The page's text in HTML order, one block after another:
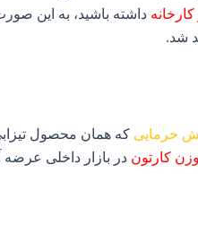
داشته باشید، به این
شد.
خرمایی که همان محصول
در بازار داخلی